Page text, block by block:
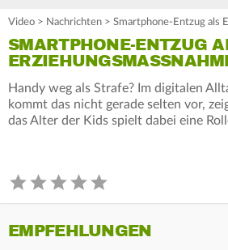
Video > Nachrichten > Smartphone-Entzug als
SMARTPHONE-ENTZUG
Handy weg als Strafe? Im digitalen
kommt das nicht gerade selten vor,
das Alter der Kids spielt dabei eine
EMPFEHLUNGEN